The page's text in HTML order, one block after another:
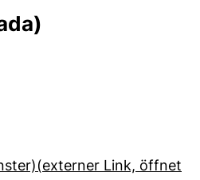
Link, öffnet